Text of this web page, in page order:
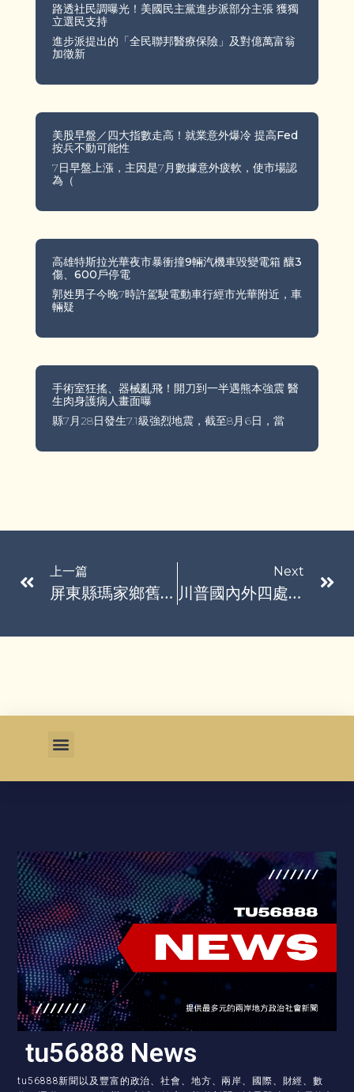
路透社民調曝光！美國民主黨進步派部分主張 獲獨
立選民支持
進步派提出的「全民聯邦醫療保險」及對億萬富翁
加徵新
美股早盤／四大指數走高！就業意外爆冷 提高Fed
按兵不動可能性
7日早盤上漲，主因是7月數據意外疲軟，使市場認
為（
高雄特斯拉光華夜市暴衝撞9輛汽機車毀變電箱 釀3
傷、600戶停電
郭姓男子今晚7時許駕駛電動車行經市光華附近，車
輛疑
手術室狂搖、器械亂飛！開刀到一半遇熊本強震 醫
生肉身護病人畫面曝
縣7月28日發生7.1級強烈地震，截至8月6日，當
上一篇
屏東縣瑪家鄉舊排灣沙拉灣瀑布傳1人溺水 警消急救援
Next
川普國內外四處派兵 引發國際反彈
tu56888 News
tu56888新聞以及豐富的政治、社會、地方、兩岸、國際、財經、數